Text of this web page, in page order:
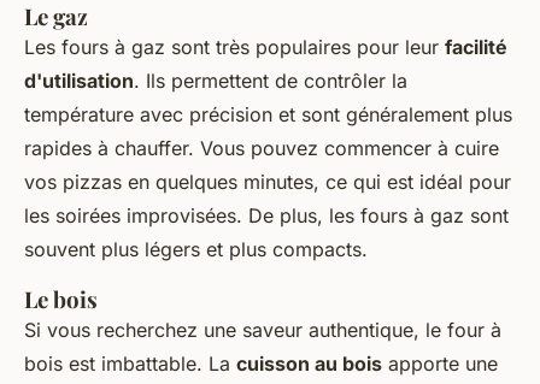
Le gaz
Les fours à gaz sont très populaires pour leur facilité
d'utilisation. Ils permettent de contrôler la
température avec précision et sont généralement plus
rapides à chauffer. Vous pouvez commencer à cuire
vos pizzas en quelques minutes, ce qui est idéal pour
les soirées improvisées. De plus, les fours à gaz sont
souvent plus légers et plus compacts.
Le bois
Si vous recherchez une saveur authentique, le four à
bois est imbattable. La cuisson au bois apporte une